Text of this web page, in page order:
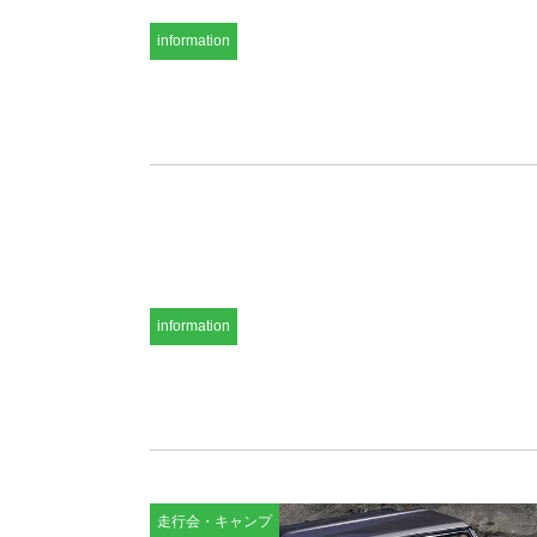
information
information
走行会・キャンプ